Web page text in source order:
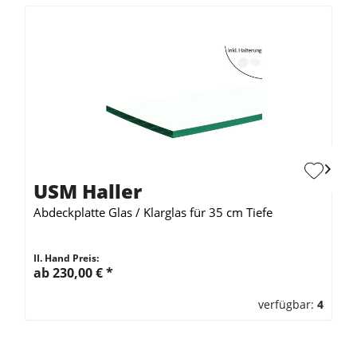
USM Haller
Abdeckplatte Glas / Klarglas für 35 cm Tiefe
II. Hand Preis:
ab 230,00 €*
verfügbar: 4